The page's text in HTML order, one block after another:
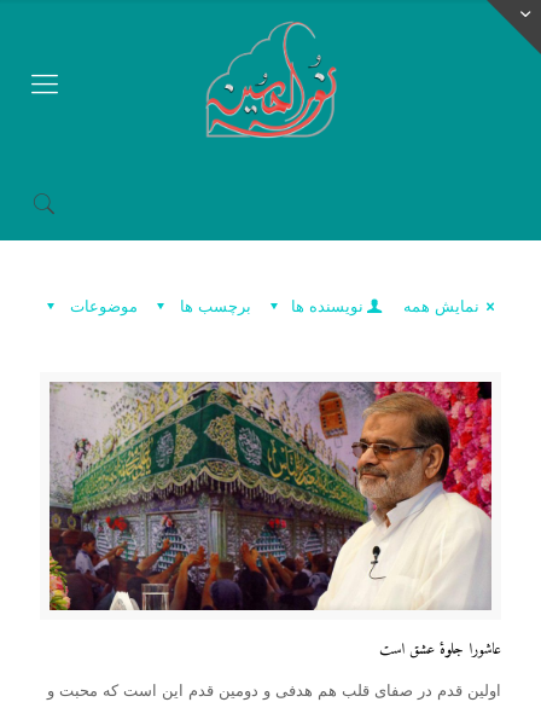
موضوعات برچسب ها نویسنده ها نمایش همه
عاشورا جلوهٔ عشق است
اولین قدم در صفای قلب هم هدفی و دومین قدم این است که محبت و